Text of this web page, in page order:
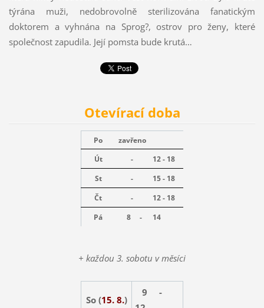
týrána muži, nedobrovolně sterilizována fanatickým
doktorem a vyhnána na Sprog?, ostrov pro ženy, které
společnost zapudila. Její pomsta bude krutá…
Otevírací doba
Po
zavřeno
Út
-
12 - 18
St
-
15 - 18
Čt
-
12 - 18
Pá
8 - 14
+ každou 3. sobotu v měsíci
So (15. 8.)
9 -